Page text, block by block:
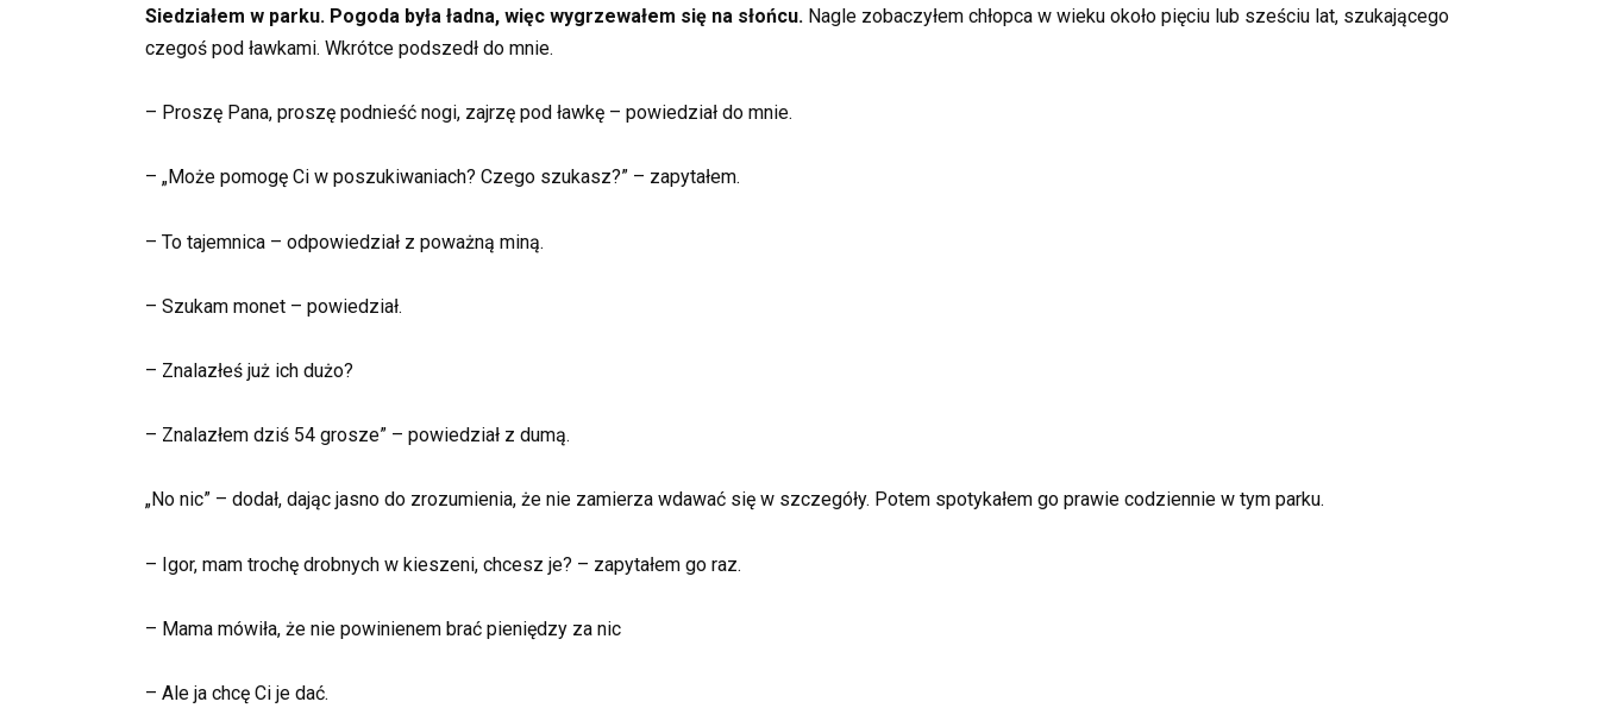
Siedziałem w parku. Pogoda była ładna, więc wygrzewałem się na słońcu. Nagle zobaczyłem chłopca w wieku około pięciu lub sześciu lat, szukającego
czegoś pod ławkami. Wkrótce podszedł do mnie.
– Proszę Pana, proszę podnieść nogi, zajrzę pod ławkę – powiedział do mnie.
– „Może pomogę Ci w poszukiwaniach? Czego szukasz?” – zapytałem.
– To tajemnica – odpowiedział z poważną miną.
– Szukam monet – powiedział.
– Znalazłeś już ich dużo?
– Znalazłem dziś 54 grosze” – powiedział z dumą.
„No nic” – dodał, dając jasno do zrozumienia, że nie zamierza wdawać się w szczegóły. Potem spotykałem go prawie codziennie w tym parku.
– Igor, mam trochę drobnych w kieszeni, chcesz je? – zapytałem go raz.
– Mama mówiła, że nie powinienem brać pieniędzy za nic
– Ale ja chcę Ci je dać.